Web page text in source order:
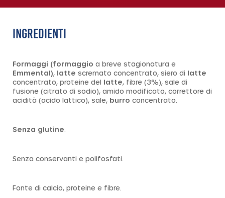
INGREDIENTI
Formaggi (formaggio a breve stagionatura e
Emmental), latte scremato concentrato, siero di latte
concentrato, proteine del latte, fibre (3%), sale di
fusione (citrato di sodio), amido modificato, correttore di
acidità (acido lattico), sale, burro concentrato.
Senza glutine
Senza conservanti e polifosfati.
Fonte di calcio, proteine e fibre.